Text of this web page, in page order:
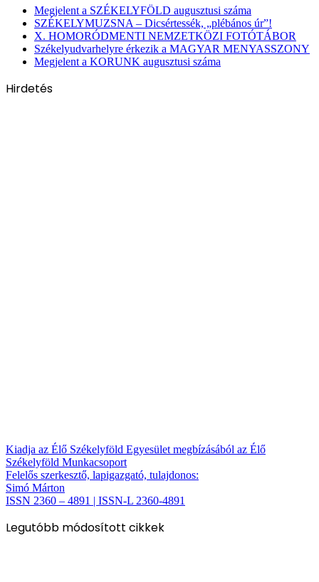
Megjelent a SZÉKELYFÖLD augusztusi száma
SZÉKELYMUZSNA – Dicsértessék, „plébános úr”!
X. HOMORÓDMENTI NEMZETKÖZI FOTÓTÁBOR
Székelyudvarhelyre érkezik a MAGYAR MENYASSZONY
Megjelent a KORUNK augusztusi száma
Hirdetés
Kiadja az Élő Székelyföld Egyesület megbízásából az Élő
Székelyföld Munkacsoport
Felelős szerkesztő, lapigazgató, tulajdonos:
Simó Márton
ISSN 2360 – 4891 | ISSN-L 2360-4891
Legutóbb módosított cikkek